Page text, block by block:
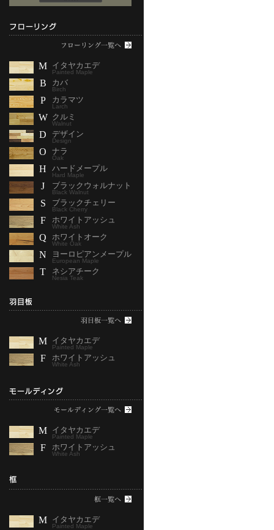
M イタヤカエデ
Painted Maple
B カバ
Birch
P カラマツ
Larch
W クルミ
Walnut
D デザイン
Design
O ナラ
Oak
H ハードメープル
Hard Maple
J ブラックウォルナット
Black Walnut
S ブラックチェリー
Black Cherry
F ホワイトアッシュ
White Ash
Q ホワイトオーク
White Oak
N ヨーロピアンメープル
European Maple
T ネシアチーク
Nesia Teak
M イタヤカエデ
Painted Maple
F ホワイトアッシュ
White Ash
M イタヤカエデ
Painted Maple
F ホワイトアッシュ
White Ash
M イタヤカエデ
Painted Maple